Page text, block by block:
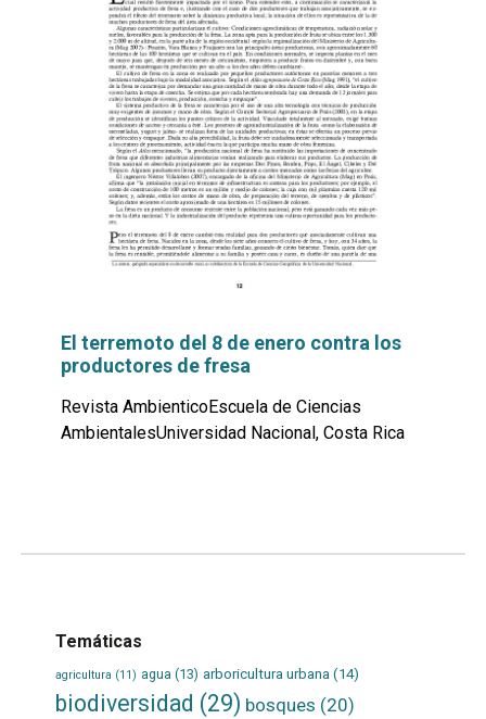
El terremoto del 8 de enero contra los
productores de fresa
Revista AmbienticoEscuela de Ciencias
AmbientalesUniversidad Nacional, Costa Rica
Temáticas
agricultura (11) agua (13) arboricultura urbana(14)
biodiversidad (29) bosques (20)